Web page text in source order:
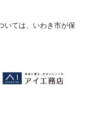
いては、いわき市が保